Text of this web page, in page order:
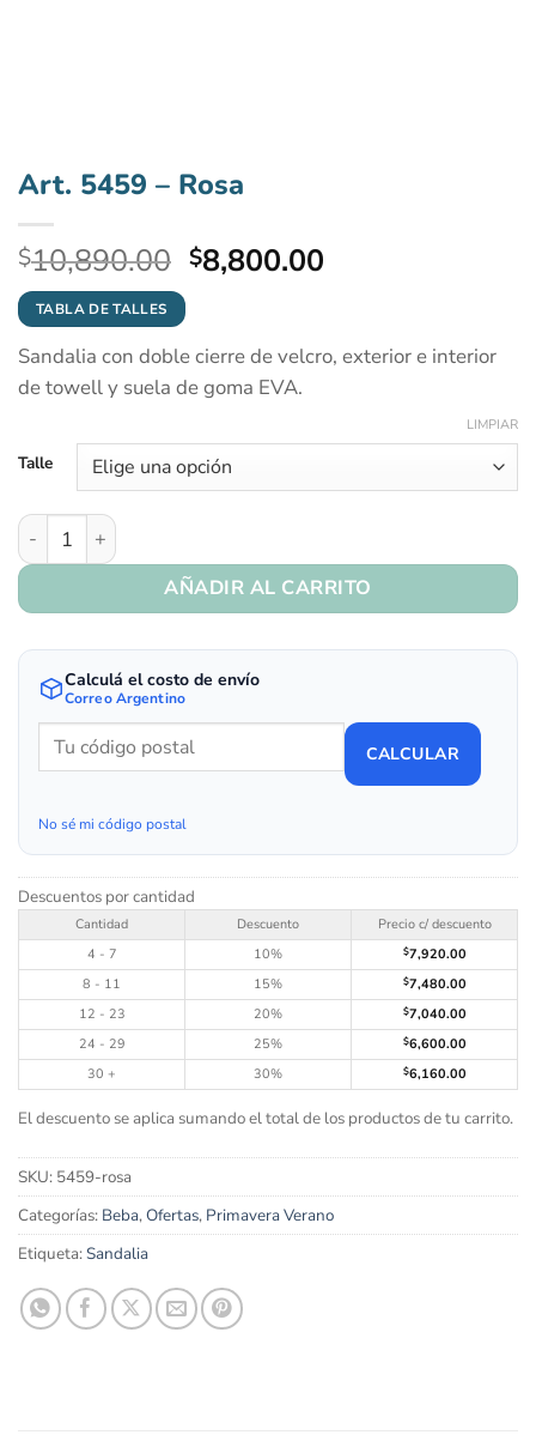
Art. 5459 – Rosa
$10,890.00 El
precio
era:
$10,890.00.
$8,800.00El
es:
$8,800.00.
TABLA DE TALLES
Sandalia con doble cierre de velcro, exterior e interior
de towell y suela de goma EVA.
Talle
LIMPIAR
Art. 5459 - Rosa cantidad
AÑADIR AL CARRITO
Calculá el costo de envío
Correo Argentino
CALCULAR
No sé mi código postal
Descuentos por cantidad
Cantidad Descuento
Precio c/ descuento
4 - 7
10% $7,920.00
8 - 11
15% $7,480.00
12 - 23
20% $7,040.00
24 - 29
25% $6,600.00
30 +
30% $6,160.00
El descuento se aplica sumando el total de los productos de tu carrito.
SKU: 5459-rosa
Categorías: Beba,Ofertas, Primavera Verano
Etiqueta:Sandalia